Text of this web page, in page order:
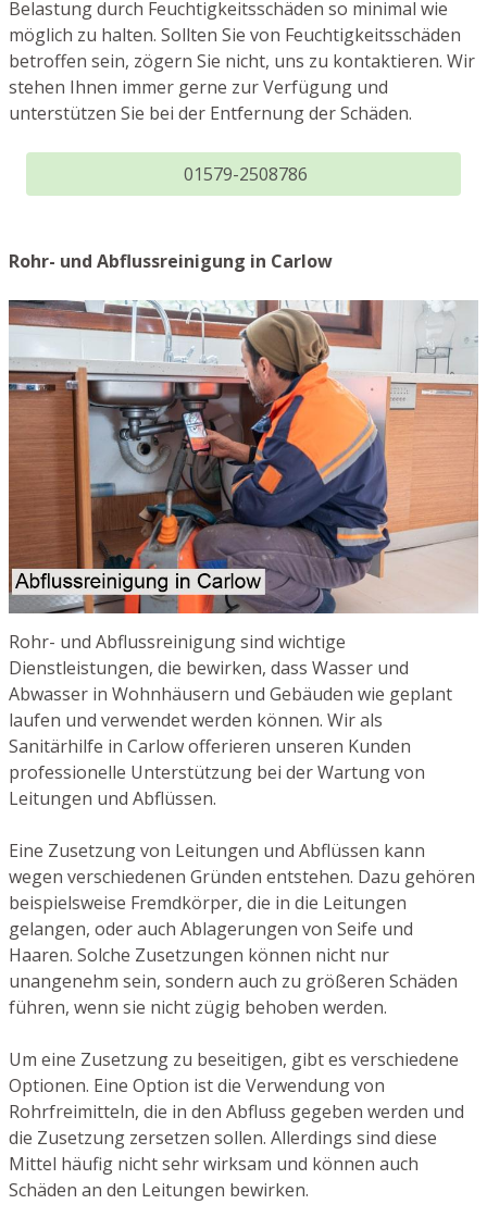
Belastung durch Feuchtigkeitsschäden so minimal wie
möglich zu halten. Sollten Sie von Feuchtigkeitsschäden
betroffen sein, zögern Sie nicht, uns zu kontaktieren. Wir
stehen Ihnen immer gerne zur Verfügung und
unterstützen Sie bei der Entfernung der Schäden.
01579-2508786
Rohr- und Abflussreinigung in Carlow
Rohr- und Abflussreinigung sind wichtige
Dienstleistungen, die bewirken, dass Wasser und
Abwasser in Wohnhäusern und Gebäuden wie geplant
laufen und verwendet werden können. Wir als
Sanitärhilfe in Carlow offerieren unseren Kunden
professionelle Unterstützung bei der Wartung von
Leitungen und Abflüssen.
Eine Zusetzung von Leitungen und Abflüssen kann
wegen verschiedenen Gründen entstehen. Dazu gehören
beispielsweise Fremdkörper, die in die Leitungen
gelangen, oder auch Ablagerungen von Seife und
Haaren. Solche Zusetzungen können nicht nur
unangenehm sein, sondern auch zu größeren Schäden
führen, wenn sie nicht zügig behoben werden.
Um eine Zusetzung zu beseitigen, gibt es verschiedene
Optionen. Eine Option ist die Verwendung von
Rohrfreimitteln, die in den Abfluss gegeben werden und
die Zusetzung zersetzen sollen. Allerdings sind diese
Mittel häufig nicht sehr wirksam und können auch
Schäden an den Leitungen bewirken.